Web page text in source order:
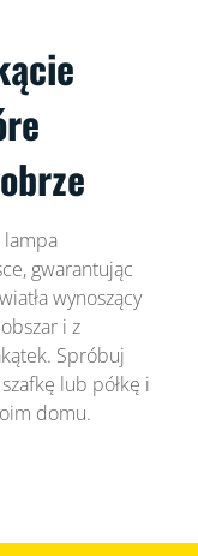
lampa
gwarantując
wynoszący
i z
Spróbuj
lub półkę i
domu.